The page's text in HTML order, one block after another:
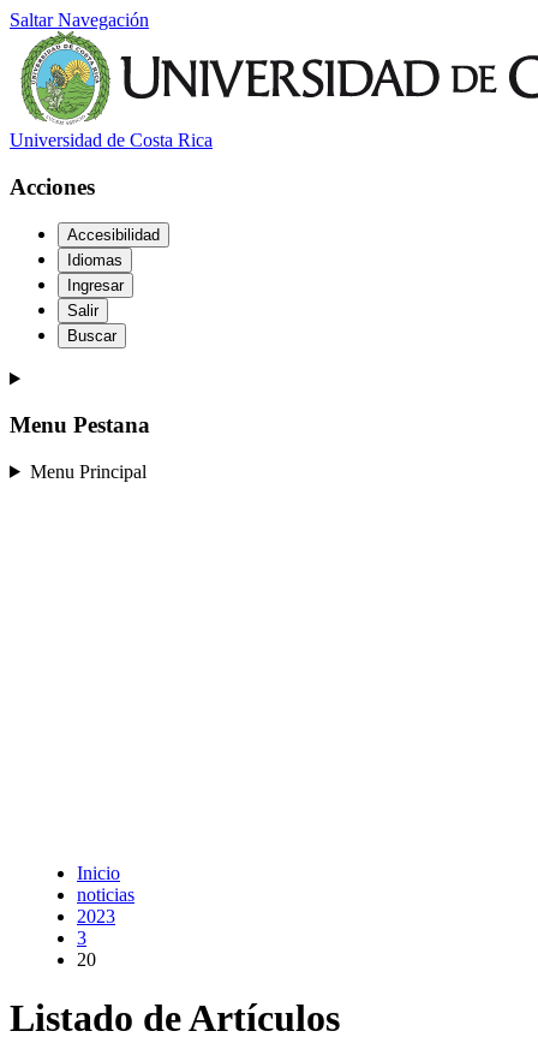
Saltar Navegación
Universidad de Costa Rica
Acciones
Accesibilidad
Idiomas
Ingresar
Salir
Buscar
Menu Pestana
Menu Principal
Inicio
noticias
2023
3
20
Listado de Artículos